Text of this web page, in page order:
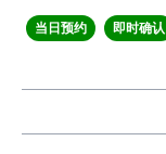
当日预约 即时确认